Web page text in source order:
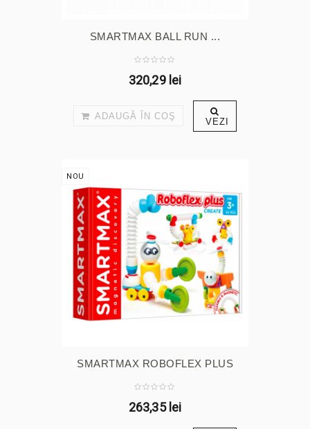
SMARTMAX BALL RUN ...
320,29 lei
ADAUGĂ ÎN COŞ VEZI
NOU
SMARTMAX ROBOFLEX PLUS
263,35 lei